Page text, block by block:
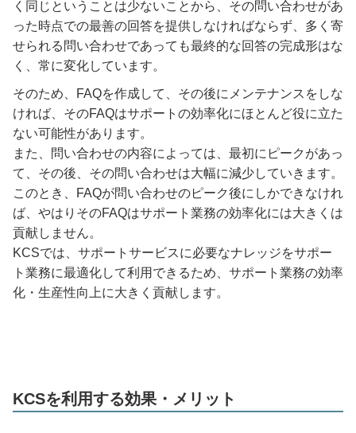
く同じということは少ないことから、その問い合わせがあ
った時点での最善の回答を提供しなければならず、多く寄
せられる問い合わせであっても最終的な回答の完成形はな
く、常に変化しています。
そのため、FAQを作成して、その後にメンテナンスをしな
ければ、そのFAQはサポートの効率化にほとんど役に立た
ない可能性があります。
また、問い合わせの内容によっては、最初にピークがあっ
て、その後、その問い合わせは大幅に減少していきます。
このとき、FAQが問い合わせのピーク後にしかできなけれ
ば、やはりそのFAQはサポート業務の効率化には大きくは
貢献しません。
KCSでは、サポートサービスに必要なナレッジをサポー
ト業務に最適化して利用できるため、サポート業務の効率
化・生産性向上に大きく貢献します。
KCSを利用する効果・メリット